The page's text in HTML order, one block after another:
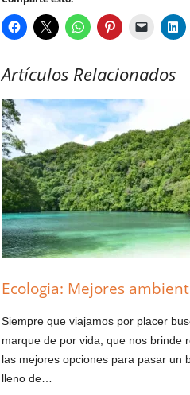
Artículos Relacionados
Ecologia: Mejores
Siempre que viajamos por placer
marque de por vida, que nos brinde
las mejores opciones para pasar un
lleno de…